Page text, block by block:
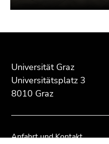
Seitenbereichs:
Zusatzinformationen:
Universität Graz
Universitätsplatz 3
8010 Graz
Anfahrt und Kontakt
Seitenbereichs.
Übersicht
Seitenbereichs.
Übersicht